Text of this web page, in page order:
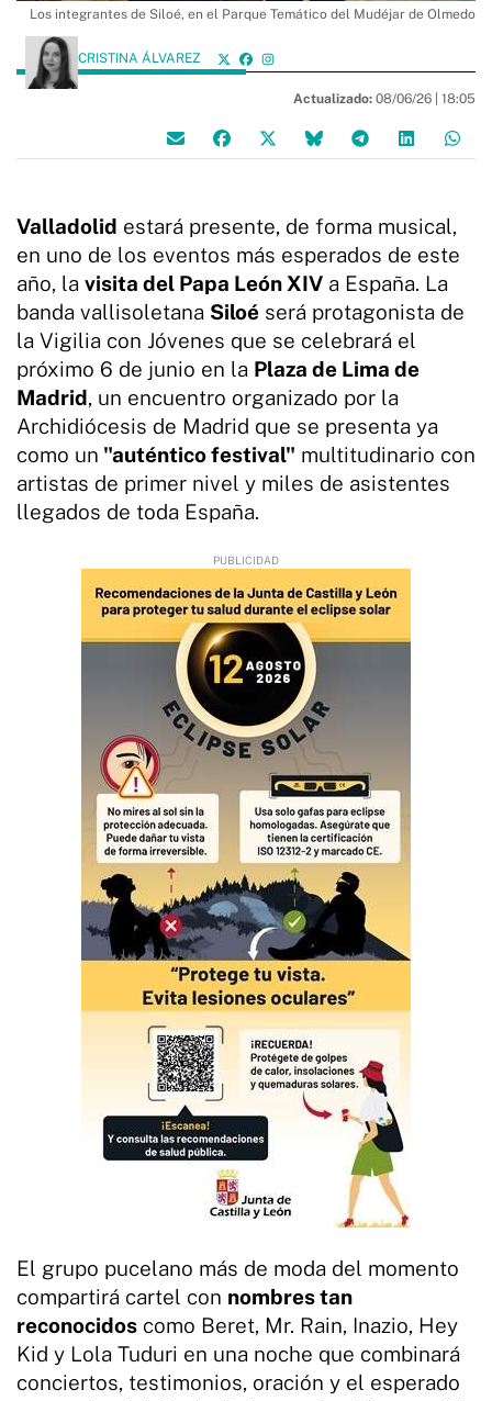
Los integrantes de Siloé, en el Parque Temático del Mudéjar de Olmedo
CRISTINA ÁLVAREZ
Actualizado: 08/06/26 | 18:05
Valladolid estará presente, de forma musical,
en uno de los eventos más esperados de este
año, la visita del Papa León XIV a España. La
banda vallisoletana Siloé será protagonista de
la Vigilia con Jóvenes que se celebrará el
próximo 6 de junio en la Plaza de Lima de
Madrid, un encuentro organizado por la
Archidiócesis de Madrid que se presenta ya
como un "auténtico festival" multitudinario con
artistas de primer nivel y miles de asistentes
llegados de toda España.
El grupo pucelano más de moda del momento
compartirá cartel con nombres tan
reconocidos como Beret, Mr. Rain, Inazio, Hey
Kid y Lola Tuduri en una noche que combinará
conciertos, testimonios, oración y el esperado